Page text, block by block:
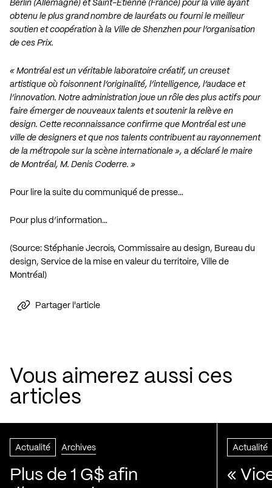
Berlin (Allemagne) et Saint-Étienne (France) pour la ville ayant
obtenu le plus grand nombre de lauréats ou fourni le meilleur
soutien et coopération à la Ville de Shenzhen pour l’organisation
de ces Prix.
« Montréal est un véritable laboratoire créatif, un creuset
artistique où foisonnent l’originalité, l’intelligence, l’audace et
l’innovation. Notre administration joue un rôle des plus actifs pour
faire émerger de nouveaux talents et soutenir la relève en
design. Cette reconnaissance confirme que Montréal est une
ville de designers et que nos talents contribuent au rayonnement
de la métropole sur la scène internationale », a déclaré le maire
de Montréal, M. Denis Coderre. »
Pour lire la suite du communiqué de presse…
Pour plus d’information…
(Source: Stéphanie Jecrois, Commissaire au design, Bureau du
design, Service de la mise en valeur du territoire, Ville de
Montréal)
Partager l'article
Vous aimerez aussi ces
articles
Actualité Archives
Plus de 1 G$ afin
Actualité
«